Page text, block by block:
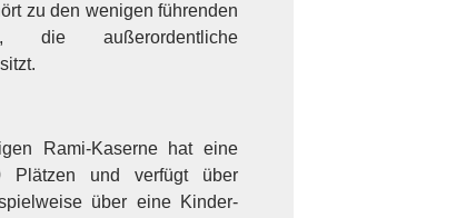
zu den wenigen führenden
die außerordentliche
Rami-Kaserne hat eine
Plätzen und verfügt über
über eine Kinder-